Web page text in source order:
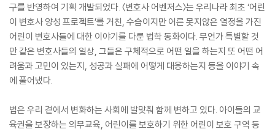
구를 반영하여 기획 개발되었다. 〈변호사 어벤저스〉는 우리나라 최초 ‘어린
이 변호사 양성 프로젝트’를 거친, 수습이지만 어른 못지않은 열정을 가진
어린이 변호사들에 대한 이야기를 다룬 법학 동화이다. 무언가 특별할 것
만 같은 변호사들의 일상, 그들은 구체적으로 어떤 일을 하는지 또 어떤 어
려움과 고민이 있는지, 성공과 실패에 어떻게 대응하는지 등을 이야기 속
에 풀어냈다.
법은 우리 곁에서 변화하는 사회에 발맞춰 함께 변하고 있다. 아이들의 교
육권을 보장하는 의무교육, 어린이를 보호하기 위한 어린이 보호 구역 등